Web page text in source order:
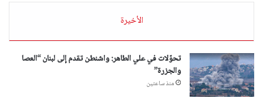
الأخيرة
تحوّلات في علي الطاهر: واشنطن تقدم إلى لبنان “العصا
والجزرة”
منذ ساعتين